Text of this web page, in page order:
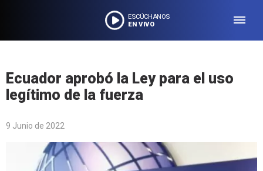
ESCÚCHANOS
EN VIVO
Ecuador aprobó la Ley para el uso
legítimo de la fuerza
9 Junio de 2022